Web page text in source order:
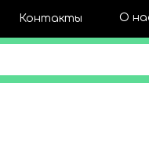
Контакты О